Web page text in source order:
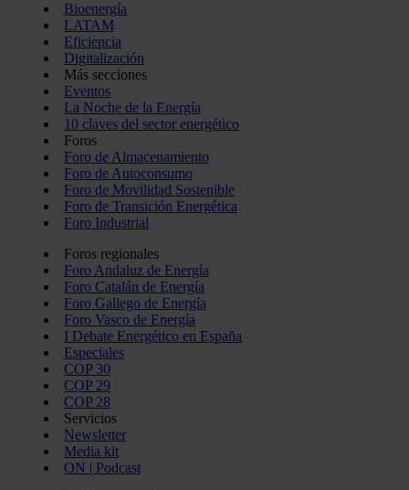
Bioenergía
LATAM
Eficiencia
Digitalización
Más secciones
Eventos
La Noche de la Energía
10 claves del sector energético
Foros
Foro de Almacenamiento
Foro de Autoconsumo
Foro de Movilidad Sostenible
Foro de Transición Energética
Foro Industrial
Foros regionales
Foro Andaluz de Energía
Foro Catalán de Energía
Foro Gallego de Energía
Foro Vasco de Energía
I Debate Energético en España
Especiales
COP 30
COP 29
COP 28
Servicios
Newsletter
Media kit
ON | Podcast